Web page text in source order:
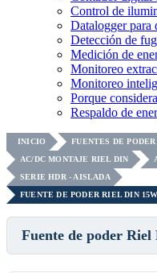
Control de
Datalogger para
Detección de
Medición de
Monitoreo
Monitoreo
Porque
Respaldo de
INICIO FUENTES DE PODER
AC/DC MONTAJE RIEL DIN
SERIE HDR - AISLADA
FUENTE DE PODER RIEL DIN
Fuente de poder